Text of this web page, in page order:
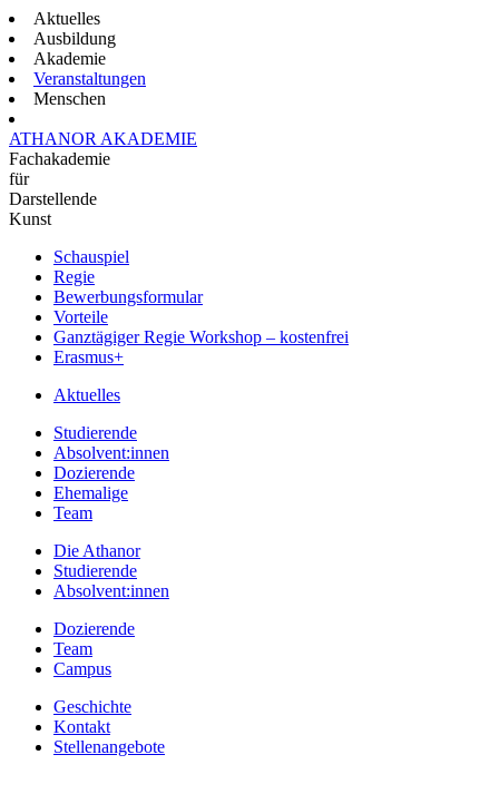
Aktuelles
Ausbildung
Akademie
Veranstaltungen
Menschen
ATHANOR AKADEMIE
Fachakademie
für
Darstellende
Kunst
Schauspiel
Regie
Bewerbungsformular
Vorteile
Ganztägiger Regie Workshop – kostenfrei
Erasmus+
Aktuelles
Studierende
Absolvent:innen
Dozierende
Ehemalige
Team
Die Athanor
Studierende
Absolvent:innen
Dozierende
Team
Campus
Geschichte
Kontakt
Stellenangebote